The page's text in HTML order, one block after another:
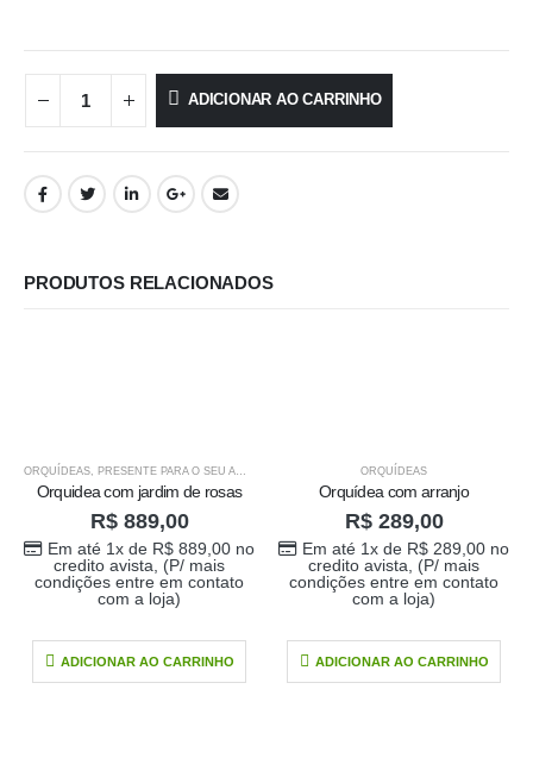
ADICIONAR AO CARRINHO
PRODUTOS RELACIONADOS
ORQUÍDEAS PRESENTE PARA O SEU AMOR
Orquidea com jardim de rosas
R$889,00
Em até 1x de R$889,00no
credito avista, (P/ mais
condições entre em contato
com a loja)
ADICIONAR AO CARRINHO
ORQUÍDEAS
Orquídea com arranjo
R$289,00
Em até 1x de R$289,00no
credito avista, (P/ mais
condições entre em contato
com a loja)
ADICIONAR AO CARRINHO